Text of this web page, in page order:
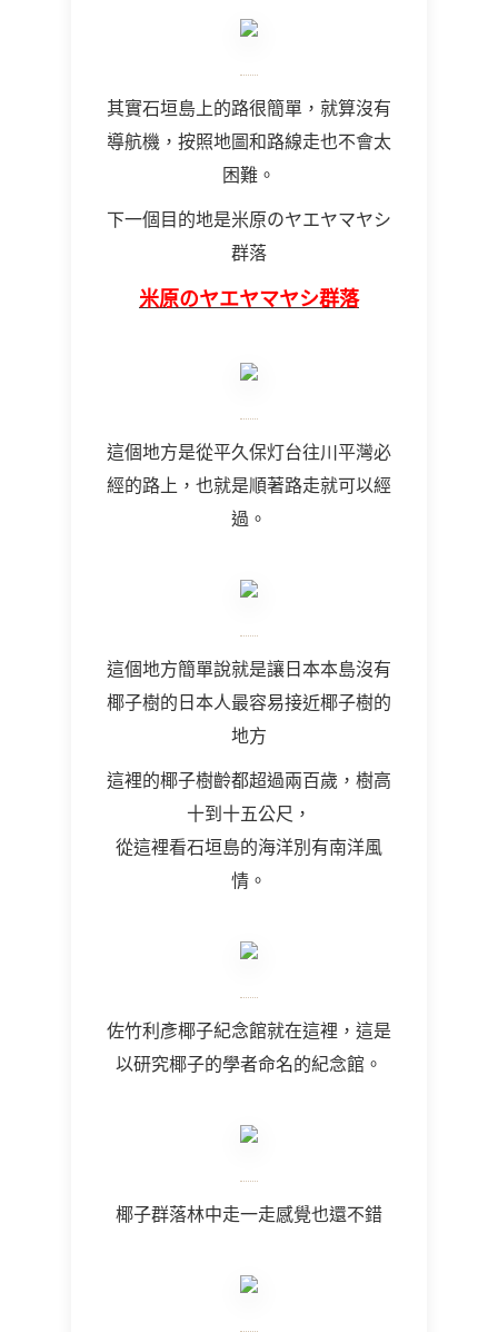
其實石垣島上的路很簡單，就算沒有
導航機，按照地圖和路線走也不會太
困難。
下一個目的地是米原のヤエヤマヤシ
群落
米原のヤエヤマヤシ群落
這個地方是從平久保灯台往川平灣必
經的路上，也就是順著路走就可以經
過。
這個地方簡單說就是讓日本本島沒有
椰子樹的日本人最容易接近椰子樹的
地方
這裡的椰子樹齡都超過兩百歲，樹高
十到十五公尺，
從這裡看石垣島的海洋別有南洋風
情。
佐竹利彥椰子紀念館就在這裡，這是
以研究椰子的學者命名的紀念館。
椰子群落林中走一走感覺也還不錯